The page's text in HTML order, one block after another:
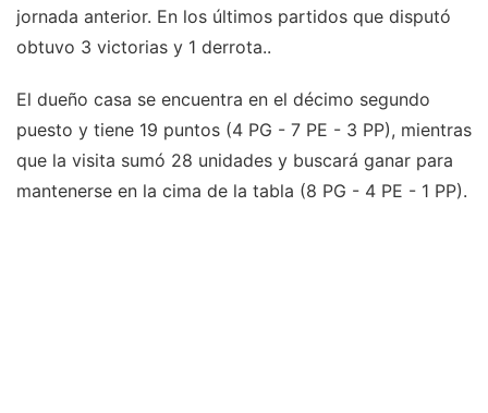
jornada anterior. En los últimos partidos que disputó
obtuvo 3 victorias y 1 derrota..
El dueño casa se encuentra en el décimo segundo
puesto y tiene 19 puntos (4 PG - 7 PE - 3 PP), mientras
que la visita sumó 28 unidades y buscará ganar para
mantenerse en la cima de la tabla (8 PG - 4 PE - 1 PP).